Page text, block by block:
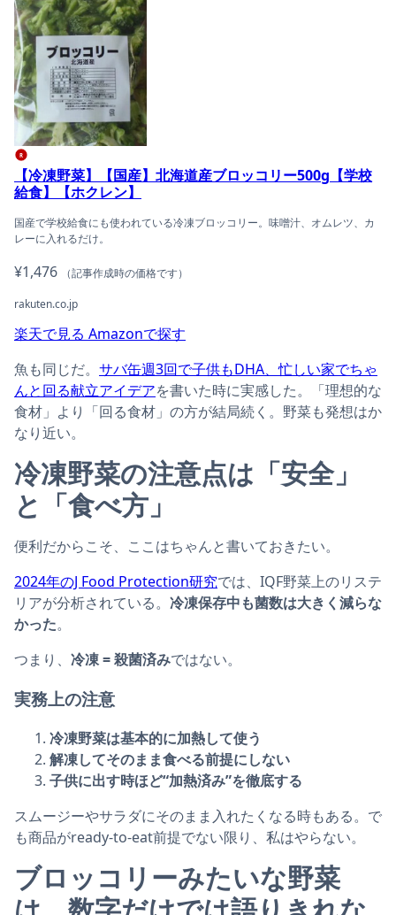
R
【冷凍野菜】【国産】北海道産ブロッコリー500g【学校
給食】【ホクレン】
国産で学校給食にも使われている冷凍ブロッコリー。味噌汁、オムレツ、カ
レーに入れるだけ。
¥1,476 （記事作成時の価格です）
rakuten.co.jp
楽天で見る Amazonで探す
魚も同じだ。 サバ缶週3回で子供もDHA、忙しい家でちゃ
んと回る献立アイデアを書いた時に実感した。「理想的な
食材」より「回る食材」の方が結局続く。野菜も発想はか
なり近い。
冷凍野菜の注意点は「安全」
と「食べ方」
便利だからこそ、ここはちゃんと書いておきたい。
2024年のJ Food Protection研究では、IQF野菜上のリステ
リアが分析されている。 冷凍保存中も菌数は大きく減らな
かった。
つまり、 冷凍 = 殺菌済みではない。
実務上の注意
冷凍野菜は基本的に加熱して使う
解凍してそのまま食べる前提にしない
子供に出す時ほど“加熱済み”を徹底する
スムージーやサラダにそのまま入れたくなる時もある。で
も商品がready-to-eat前提でない限り、私はやらない。
ブロッコリーみたいな野菜